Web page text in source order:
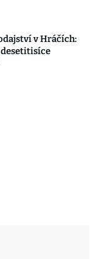
v Hráčích:
desetitisíce